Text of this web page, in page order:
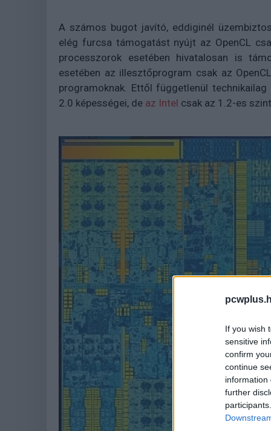
If you wish
sensitive
confirm
continue
information
further
A számos bugot javító, eddiginél
elég furcsa támogatást nyújt az OpenCL
processzorok esetében hivatalosan is
esetében az illesztőprogram csak az
programoknak. Ettől függetlenül
2.0 képességei, de az Intel csak az 1.2-es